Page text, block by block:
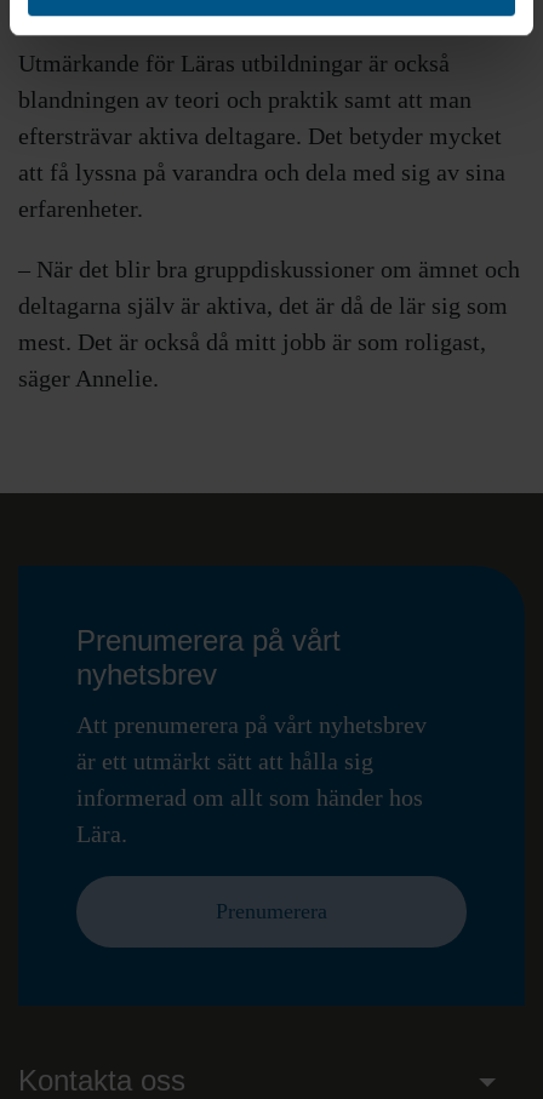
Utmärkande för Läras utbildningar är också
blandningen av teori och praktik samt att man
eftersträvar aktiva deltagare. Det betyder mycket
att få lyssna på varandra och dela med sig av sina
erfarenheter.
– När det blir bra gruppdiskussioner om ämnet och
deltagarna själv är aktiva, det är då de lär sig som
mest. Det är också då mitt jobb är som roligast,
säger Annelie.
Prenumerera på vårt
nyhetsbrev
Att prenumerera på vårt nyhetsbrev
är ett utmärkt sätt att hålla sig
informerad om allt som händer hos
Lära.
Prenumerera
Kontakta oss